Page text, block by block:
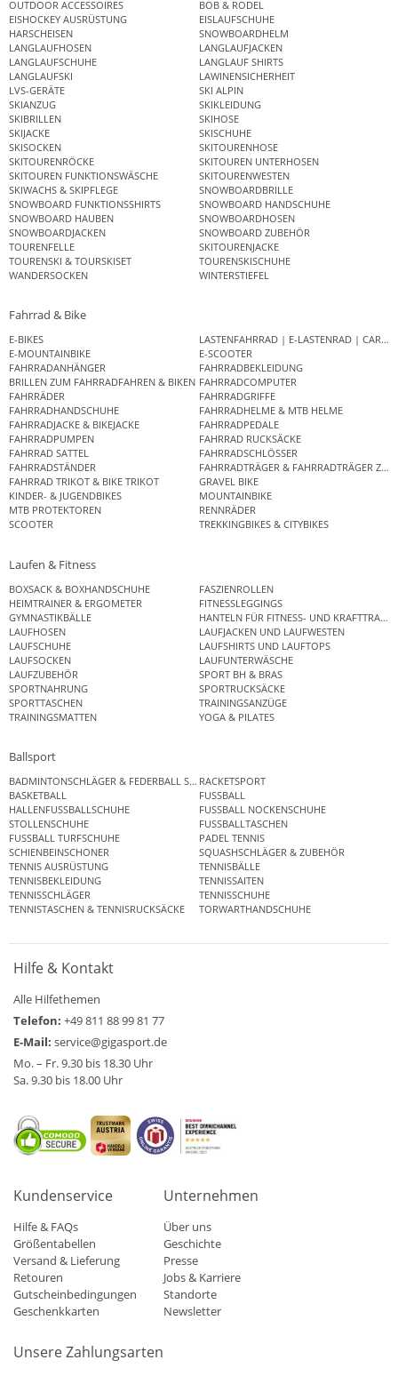
OUTDOOR ACCESSOIRES
BOB & RODEL
EISHOCKEY AUSRÜSTUNG
EISLAUFSCHUHE
HARSCHEISEN
SNOWBOARDHELM
LANGLAUFHOSEN
LANGLAUFJACKEN
LANGLAUFSCHUHE
LANGLAUF SHIRTS
LANGLAUFSKI
LAWINENSICHERHEIT
LVS-GERÄTE
SKI ALPIN
SKIANZUG
SKIKLEIDUNG
SKIBRILLEN
SKIHOSE
SKIJACKE
SKISCHUHE
SKISOCKEN
SKITOURENHOSE
SKITOURENRÖCKE
SKITOUREN UNTERHOSEN
SKITOUREN FUNKTIONSWÄSCHE
SKITOURENWESTEN
SKIWACHS & SKIPFLEGE
SNOWBOARDBRILLE
SNOWBOARD FUNKTIONSSHIRTS
SNOWBOARD HANDSCHUHE
SNOWBOARD HAUBEN
SNOWBOARDHOSEN
SNOWBOARDJACKEN
SNOWBOARD ZUBEHÖR
TOURENFELLE
SKITOURENJACKE
TOURENSKI & TOURSKISET
TOURENSKISCHUHE
WANDERSOCKEN
WINTERSTIEFEL
Fahrrad & Bike
E-BIKES
LASTENFAHRRAD | E-LASTENRAD |
E-MOUNTAINBIKE
E-SCOOTER
FAHRRADANHÄNGER
FAHRRADBEKLEIDUNG
BRILLEN ZUM FAHRRADFAHREN & BIKEN FAHRRADCOMPUTER
FAHRRÄDER
FAHRRADGRIFFE
FAHRRADHANDSCHUHE
FAHRRADHELME & MTB HELME
FAHRRADJACKE & BIKEJACKE
FAHRRADPEDALE
FAHRRADPUMPEN
FAHRRAD RUCKSÄCKE
FAHRRAD SATTEL
FAHRRADSCHLÖSSER
FAHRRADSTÄNDER
FAHRRADTRÄGER & FAHRRADTRÄGER
FAHRRAD TRIKOT & BIKE TRIKOT
GRAVEL BIKE
KINDER- & JUGENDBIKES
MOUNTAINBIKE
MTB PROTEKTOREN
RENNRÄDER
SCOOTER
TREKKINGBIKES & CITYBIKES
Laufen & Fitness
BOXSACK & BOXHANDSCHUHE
FASZIENROLLEN
HEIMTRAINER & ERGOMETER
FITNESSLEGGINGS
GYMNASTIKBÄLLE
HANTELN FÜR FITNESS- UND
LAUFHOSEN
LAUFJACKEN UND LAUFWESTEN
LAUFSCHUHE
LAUFSHIRTS UND LAUFTOPS
LAUFSOCKEN
LAUFUNTERWÄSCHE
LAUFZUBEHÖR
SPORT BH & BRAS
SPORTNAHRUNG
SPORTRUCKSÄCKE
SPORTTASCHEN
TRAININGSANZÜGE
TRAININGSMATTEN
YOGA & PILATES
Ballsport
BADMINTONSCHLÄGER & FEDERBALL SETSRACKETSPORT
BASKETBALL
FUSSBALL
HALLENFUSSBALLSCHUHE
FUSSBALL NOCKENSCHUHE
STOLLENSCHUHE
FUSSBALLTASCHEN
FUSSBALL TURFSCHUHE
PADEL TENNIS
SCHIENBEINSCHONER
SQUASHSCHLÄGER & ZUBEHÖR
TENNIS AUSRÜSTUNG
TENNISBÄLLE
TENNISBEKLEIDUNG
TENNISSAITEN
TENNISSCHLÄGER
TENNISSCHUHE
TENNISTASCHEN & TENNISRUCKSÄCKE
TORWARTHANDSCHUHE
Hilfe & Kontakt
Alle Hilfethemen
Telefon: +49 811 88 99 81 77
E-Mail: service@gigasport.de
Mo. – Fr. 9.30 bis 18.30 Uhr
Sa. 9.30 bis 18.00 Uhr
Kundenservice
Hilfe & FAQs
Größentabellen
Versand & Lieferung
Retouren
Gutscheinbedingungen
Geschenkkarten
Unternehmen
Über uns
Geschichte
Presse
Jobs & Karriere
Standorte
Newsletter
Unsere Zahlungsarten